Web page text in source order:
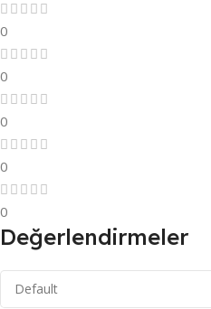
0
0
0
0
0
Değerlendirmeler